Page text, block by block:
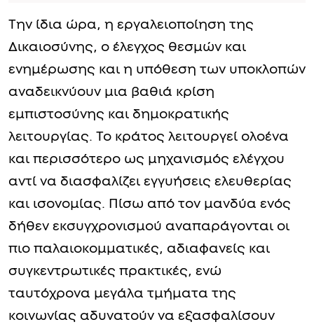
Την ίδια ώρα, η εργαλειοποίηση της
Δικαιοσύνης, ο έλεγχος θεσμών και
ενημέρωσης και η υπόθεση των υποκλοπών
αναδεικνύουν μια βαθιά κρίση
εμπιστοσύνης και δημοκρατικής
λειτουργίας. Το κράτος λειτουργεί ολοένα
και περισσότερο ως μηχανισμός ελέγχου
αντί να διασφαλίζει εγγυήσεις ελευθερίας
και ισονομίας. Πίσω από τον μανδύα ενός
δήθεν εκσυγχρονισμού αναπαράγονται οι
πιο παλαιοκομματικές, αδιαφανείς και
συγκεντρωτικές πρακτικές, ενώ
ταυτόχρονα μεγάλα τμήματα της
κοινωνίας αδυνατούν να εξασφαλίσουν